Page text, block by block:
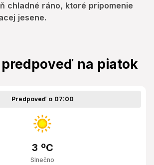
chladné ráno, ktoré pripomenie
jesene.
na piatok
Predpoveď o 07:00
Slnečno
3 ºC